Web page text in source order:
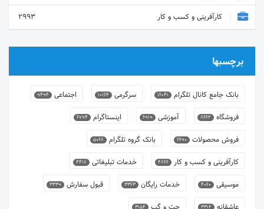
کارآفرینی و کسب و کار
2993
برچسبها
بانک جامع کانال تلگرام 16041 سرگرمی 10164 اجتماعی 9494
فروشگاه 8662 آموزشی 6919 اینستاگرام 6794
فروش محصولات 6690 بانک گروه تلگرام 5068
کارآفرینی و کسب و کار 4866 خدمات تبلیغاتی 4417
موسیقی 4060 خدمات رایگان 3363 قبول سفارش 3339